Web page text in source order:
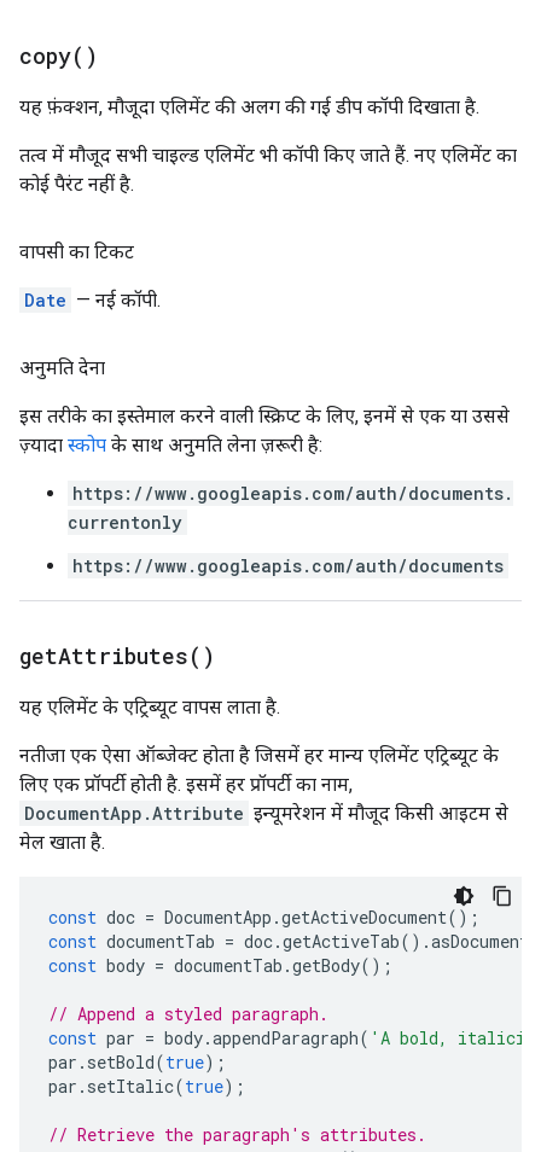
copy( )
यह फ़ंक्शन, मौजूदा एलिमेंट की अलग की गई डीप कॉपी दिखाता है.
तत्व में मौजूद सभी चाइल्ड एलिमेंट भी कॉपी किए जाते हैं. नए एलिमेंट का
कोई पैरंट नहीं है.
वापसी का टिकट
Date — नई कॉपी.
अनुमति देना
इस तरीके का इस्तेमाल करने वाली स्क्रिप्ट के लिए, इनमें से एक या उससे
ज़्यादा स्कोप के साथ अनुमति लेना ज़रूरी है:
https://www.googleapis.com/auth/documents.
currentonly
https://www.googleapis.com/auth/documents
getAttributes( )
यह एलिमेंट के एट्रिब्यूट वापस लाता है.
नतीजा एक ऐसा ऑब्जेक्ट होता है जिसमें हर मान्य एलिमेंट एट्रिब्यूट के
लिए एक प्रॉपर्टी होती है. इसमें हर प्रॉपर्टी का नाम,
DocumentApp.Attribute इन्यूमरेशन में मौजूद किसी आइटम से
मेल खाता है.
const doc = DocumentApp .getActiveDocument();
const documentTab = doc.getActiveTab().
const body = documentTab .getBody();
// Append a styled paragraph.
const par = body.appendParagraph( 'A bold,
par . setBold(true);
par . setItalic(true);
// Retrieve the paragraph's attributes.